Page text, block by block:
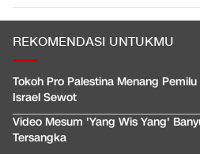
REKOMENDASI UNTUKMU
Tokoh Pro Palestina Menang
Israel Sewot
Video Mesum 'Yang Wis Yang'
Tersangka